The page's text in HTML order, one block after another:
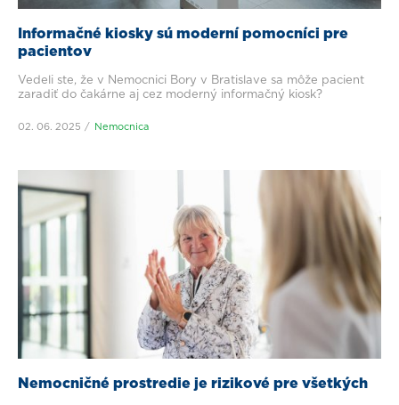
Informačné kiosky sú moderní pomocníci pre
pacientov
Vedeli ste, že v Nemocnici Bory v Bratislave sa môže pacient
zaradiť do čakárne aj cez moderný informačný kiosk?
02. 06. 2025 Nemocnica
Nemocničné prostredie je rizikové pre všetkých